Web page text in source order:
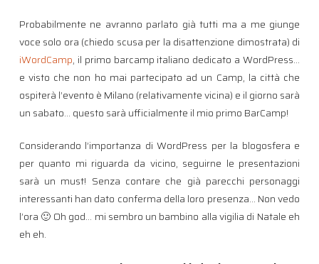
Probabilmente ne avranno parlato già tutti ma a me giunge
voce solo ora (chiedo scusa per la disattenzione dimostrata) di
iWordCamp, il primo barcamp italiano dedicato a WordPress…
e visto che non ho mai partecipato ad un Camp, la città che
ospiterà l’evento è Milano (relativamente vicina) e il giorno sarà
un sabato… questo sarà ufficialmente il mio primo BarCamp!
Considerando l’importanza di WordPress per la blogosfera e
per quanto mi riguarda da vicino, seguirne le presentazioni
sarà un must! Senza contare che già parecchi personaggi
interessanti han dato conferma della loro presenza… Non vedo
l’ora 🙂 Oh god… mi sembro un bambino alla vigilia di Natale eh
eh eh.